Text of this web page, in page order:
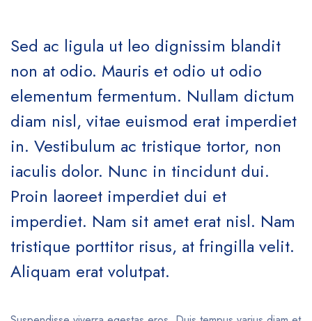
Sed ac ligula ut leo dignissim blandit
non at odio. Mauris et odio ut odio
elementum fermentum. Nullam dictum
diam nisl, vitae euismod erat imperdiet
in. Vestibulum ac tristique tortor, non
iaculis dolor. Nunc in tincidunt dui.
Proin laoreet imperdiet dui et
imperdiet. Nam sit amet erat nisl. Nam
tristique porttitor risus, at fringilla velit.
Aliquam erat volutpat.